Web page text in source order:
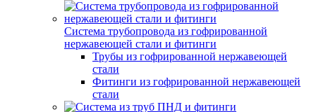
Система трубопровода из гофрированной
нержавеющей стали и фитинги
Трубы из гофрированной нержавеющей
стали
Фитинги из гофрированной нержавеющей
стали